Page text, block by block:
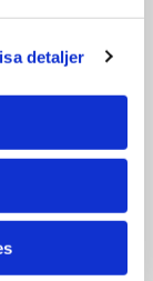
detaljer